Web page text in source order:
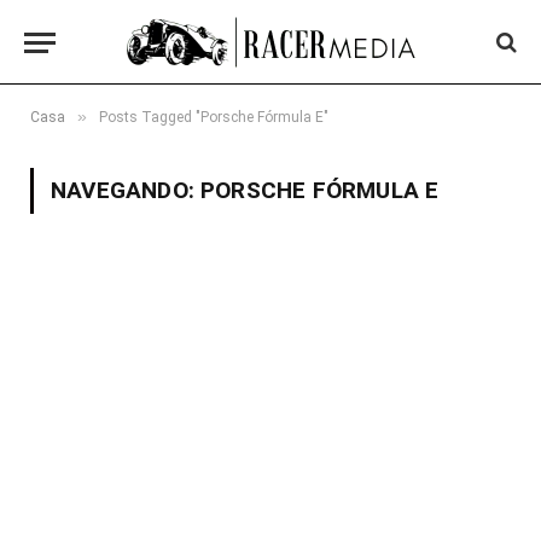
Casa » Posts Tagged "Porsche Fórmula E"
NAVEGANDO: PORSCHE FÓRMULA E